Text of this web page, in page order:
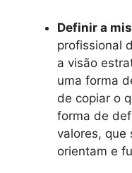
Definir a
profissional
a visão
uma forma
de copiar o
forma de
valores, que
orientam e